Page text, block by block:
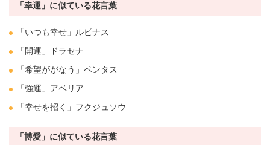
「幸運」に似ている花言葉
「いつも幸せ 」
ルピナス
「開運」ドラセナ
「希望ががなう」 ペンタス
「強運」 アベリア
「幸せを招く」 フクジュソウ
「博愛」に似ている花言葉